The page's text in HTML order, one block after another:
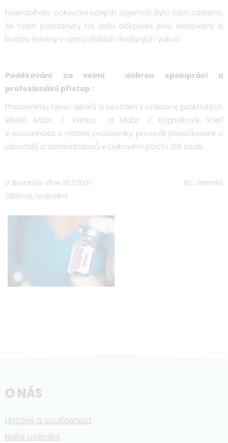
Neprobíhalo očkování nových zájemců. Bylo nám sděleno,
že naše požadavky na další očkování jsou evidovány a
budou řešeny v rámci dalších dodaných vakcín.
Poděkování za velmi dobrou spolupráci a
profesionální přístup :
Pracovnímu týmu lékařů a sestrám z ordinace praktických
lékařů MUDr. J. Vaňka a MUDr. J. Kopřivíkové, kteří
v součinnosti s našimi pracovníky provedli přeočkování u
uživatelů a zaměstnanců v celkovém počtu 128 osob.
V Bruntále dne 18.2.2021 Bc. Jarmila
Šíblová, ředitelka
O NÁS
Historie a současnost
Naše ocenění